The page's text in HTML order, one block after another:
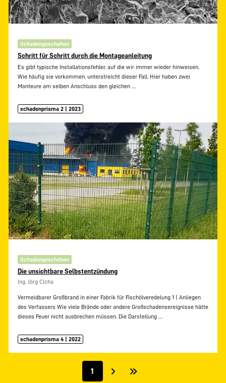
Schadengeschehen
Schritt für Schritt durch die Montageanleitung
Es gibt typische Installationsfehler, auf die wir immer wieder hinweisen.
Wie häufig sie vorkommen, unterstreicht dieser Fall. Hier haben zwei
Monteure am selben Anschluss den gleichen
schadenprisma 2 | 2023
Schadengeschehen
Die unsichtbare Selbstentzündung
Ing. Jörg Cicha
Vermeidbarer Großbrand in einer Fabrik für Fischölveredelung 1 | Anliegen
des Verfassers Wie viele Brände oder andere Großschadensereignisse hätte
dieses Feuer nicht ausbrechen müssen. Die Darstellung
schadenprisma 4 | 2022
1